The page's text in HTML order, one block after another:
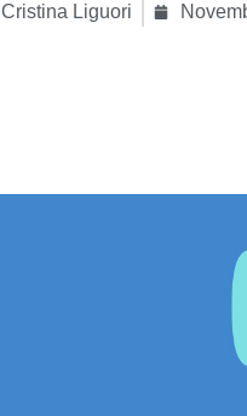
Cristina Liguori